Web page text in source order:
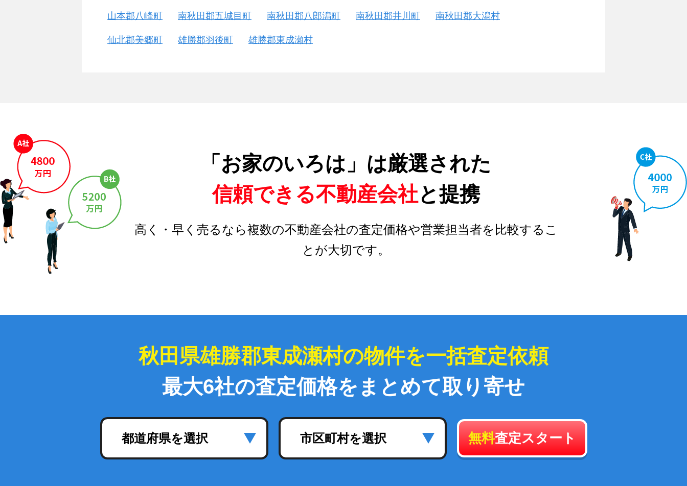
山本郡八峰町 南秋田郡五城目町 南秋田郡八郎潟町 南秋田郡井川町 南秋田郡大潟村
仙北郡美郷町 雄勝郡羽後町 雄勝郡東成瀬村
「お家のいろは」は厳選された
信頼できる不動産会社と提携
高く・早く売るなら複数の不動産会社の査定価格や営業担当者を比較するこ
とが大切です。
秋田県雄勝郡東成瀬村の物件を一括査定依頼
最大6社の査定価格をまとめて取り寄せ
都道府県を選択 市区町村を選択 無料査定スタート